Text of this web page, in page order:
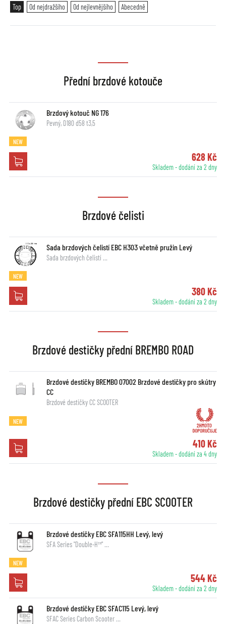
Top
Od nejdražšího Od nejlevnějšího Abecedně
Přední brzdové kotouče
Brzdový kotouč NG 176
Pevný, D180 d58 t3,5
NEW
628 Kč
Skladem - dodání za 2 dny
Brzdové čelisti
Sada brzdových čelistí EBC H303 včetně pružin Levý
Sada brzdových čelistí …
NEW
380 Kč
Skladem - dodání za 2 dny
Brzdové destičky přední BREMBO ROAD
Brzdové destičky BREMBO 07002 Brzdové destičky pro skútry
CC
Brzdové destičky CC SCOOTER
NEW
410 Kč
Skladem - dodání za 4 dny
Brzdové destičky přední EBC SCOOTER
Brzdové destičky EBC SFA115HH Levý, levý
SFA Series "Double-H™" …
NEW
544 Kč
Skladem - dodání za 2 dny
Brzdové destičky EBC SFAC115 Levý, levý
SFAC Series Carbon Scooter …